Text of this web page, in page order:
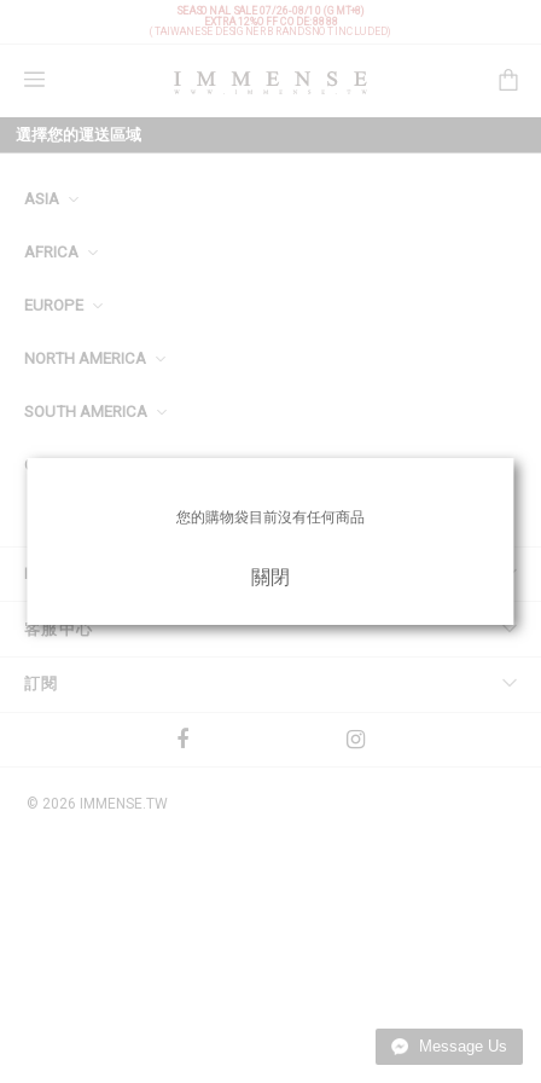
SEASONAL SALE 07/26-08/10 (GMT+8)
EXTRA 12%OFF CODE: 8888
(TAIWANESE DESIGNER BRANDS NOT INCLUDED)
購物袋
選擇您的運送區域
ASIA
AFRICA
EUROPE
NORTH AMERICA
SOUTH AMERICA
OCEANIA
IMMENSE
客服中心
訂閱
© 2026 IMMENSE.TW
Message Us
您的購物袋目前沒有任何商品
關閉